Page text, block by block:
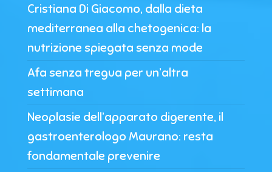
Cristiana Di Giacomo, dalla dieta
mediterranea alla chetogenica: la
nutrizione spiegata senza mode
Afa senza tregua per un’altra
settimana
Neoplasie dell’apparato digerente, il
gastroenterologo Maurano: resta
fondamentale prevenire